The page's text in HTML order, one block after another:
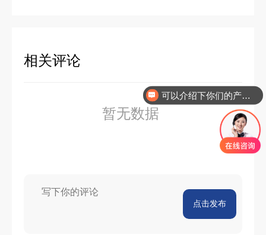
相关评论
暂无数据
点击发布
你们是怎么收费的呢